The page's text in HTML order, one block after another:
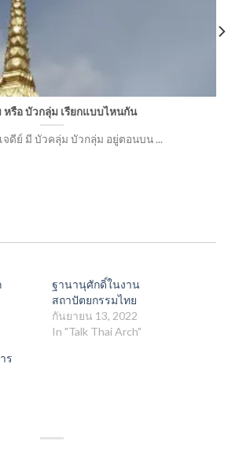
หรือ บัวกลุ่ม เรียกแบบไหนกัน
จดีย์ มี บัวคลุ่ม บัวกลุ่ม อยู่ตอนบน ...
ฐานานุศักดิ์ในงาน
สถาปัตยกรรมไทย
กันยายน 13, 2022
In "Talk Thai Arch"
ร